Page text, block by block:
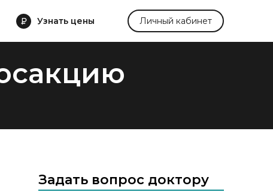
Узнать цены Личный кабинет
Задать вопрос доктору